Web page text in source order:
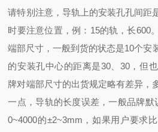
请特别注意，导轨上的安装孔孔间距
时要注意位置，例：15的轨，长600
端部尺寸，一般到货的状态是10个安
的安装孔中心的距离是30、30，但
牌对端部尺寸的出货规定略有差异，
一点，导轨的长度误差，一般品牌默
0~4000的±2~3mm，如果用户要求